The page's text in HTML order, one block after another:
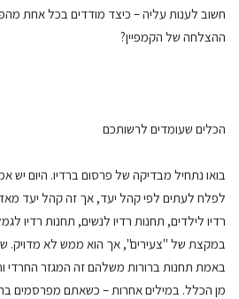
חשוב לענות עליה – כיצד מודדים בכל אחת
ההצלחה של הקמפיין?
הכלים שעומדים לרשותכם
בואו נתחיל מבדיקה של פרסום ברדיו. היום יש
לפלח לעתים לפי קהל יעד, אך זה קהל יעד מאד
רדיו לילדים, תחנות רדיו לנשים, תחנות רדיו
במקצת של "צעירים", אך הוא ממש לא מדויק.
באמת תחנות ברורות משלהם זה המגזר החרדי
מן הכלל. במילים אחרות – כשאתם מפרסמים